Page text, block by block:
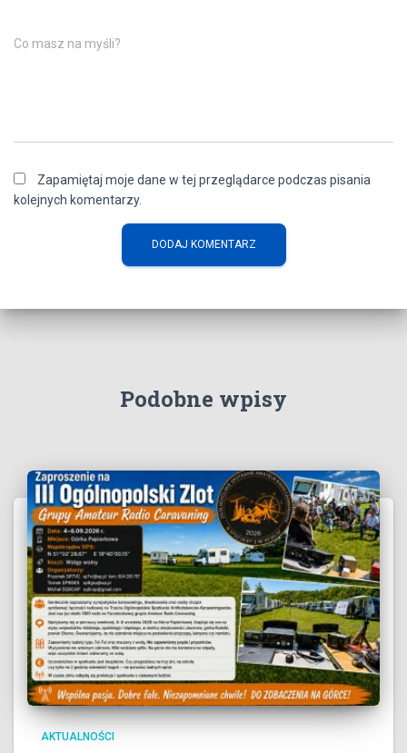
Co masz na myśli?
Zapamiętaj moje dane w tej przeglądarce podczas pisania
kolejnych komentarzy.
Podobne wpisy
AKTUALNOŚCI